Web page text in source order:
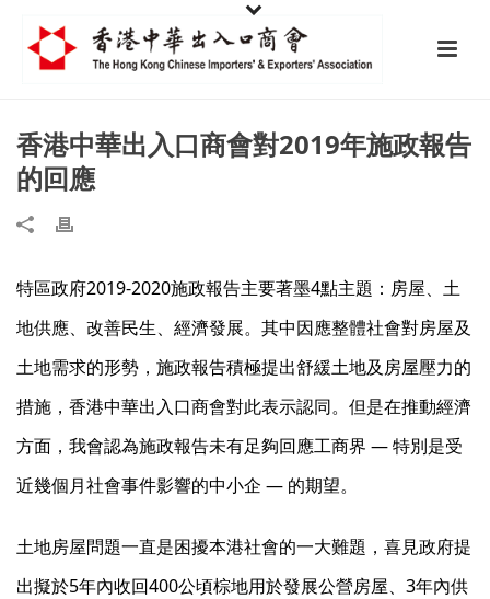
香港中華出入口商會對2019年施政報告
的回應
特區政府2019-2020施政報告主要著墨4點主題：房屋、土
地供應、改善民生、經濟發展。其中因應整體社會對房屋及
土地需求的形勢，施政報告積極提出舒緩土地及房屋壓力的
措施，香港中華出入口商會對此表示認同。但是在推動經濟
方面，我會認為施政報告未有足夠回應工商界 — 特別是受
近幾個月社會事件影響的中小企 — 的期望。
土地房屋問題一直是困擾本港社會的一大難題，喜見政府提
出擬於5年內收回400公頃棕地用於發展公營房屋、3年內供